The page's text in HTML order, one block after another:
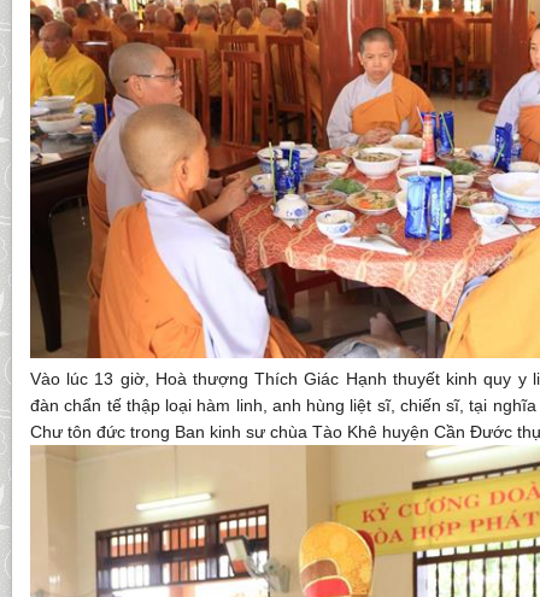
Vào lúc 13 giờ, Hoà thượng Thích Giác Hạnh thuyết kinh quy y
đàn chẩn tế thập loại hàm linh, anh hùng liệt sĩ, chiến sĩ, tại
Chư tôn đức trong Ban kinh sư chùa Tào Khê huyện Cần Đước